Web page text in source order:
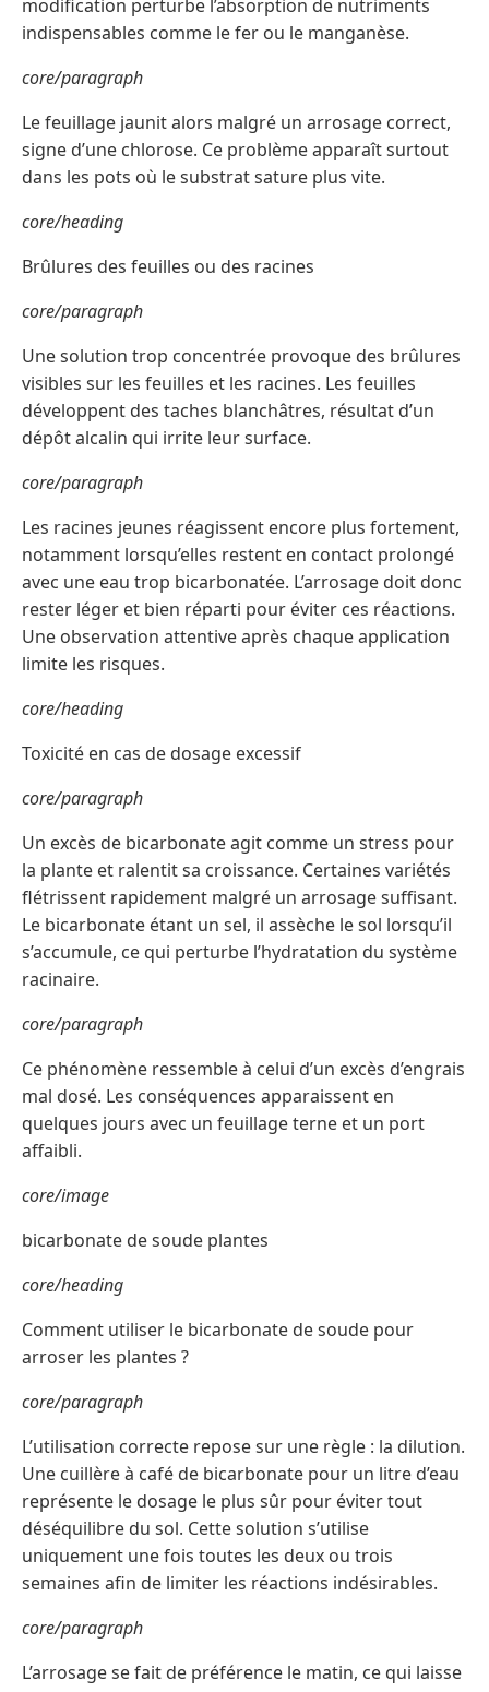
modification perturbe l’absorption de nutriments
indispensables comme le fer ou le manganèse.
core/paragraph
Le feuillage jaunit alors malgré un arrosage correct,
signe d’une chlorose. Ce problème apparaît surtout
dans les pots où le substrat sature plus vite.
core/heading
Brûlures des feuilles ou des racines
core/paragraph
Une solution trop concentrée provoque des brûlures
visibles sur les feuilles et les racines. Les feuilles
développent des taches blanchâtres, résultat d’un
dépôt alcalin qui irrite leur surface.
core/paragraph
Les racines jeunes réagissent encore plus fortement,
notamment lorsqu’elles restent en contact prolongé
avec une eau trop bicarbonatée. L’arrosage doit donc
rester léger et bien réparti pour éviter ces réactions.
Une observation attentive après chaque application
limite les risques.
core/heading
Toxicité en cas de dosage excessif
core/paragraph
Un excès de bicarbonate agit comme un stress pour
la plante et ralentit sa croissance. Certaines variétés
flétrissent rapidement malgré un arrosage suffisant.
Le bicarbonate étant un sel, il assèche le sol lorsqu’il
s’accumule, ce qui perturbe l’hydratation du système
racinaire.
core/paragraph
Ce phénomène ressemble à celui d’un excès d’engrais
mal dosé. Les conséquences apparaissent en
quelques jours avec un feuillage terne et un port
affaibli.
core/image
bicarbonate de soude plantes
core/heading
Comment utiliser le bicarbonate de soude pour
arroser les plantes ?
core/paragraph
L’utilisation correcte repose sur une règle : la dilution.
Une cuillère à café de bicarbonate pour un litre d’eau
représente le dosage le plus sûr pour éviter tout
déséquilibre du sol. Cette solution s’utilise
uniquement une fois toutes les deux ou trois
semaines afin de limiter les réactions indésirables.
core/paragraph
L’arrosage se fait de préférence le matin, ce qui laisse